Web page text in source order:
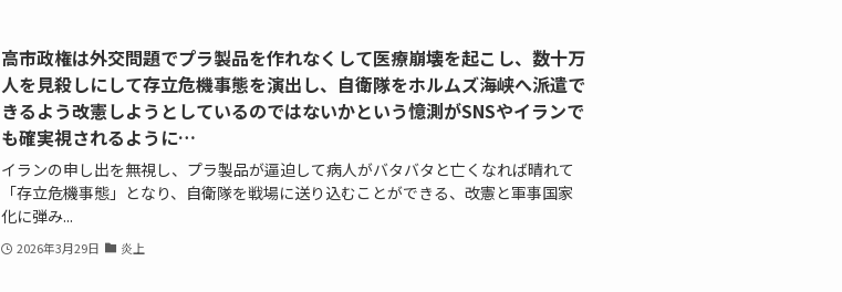
高市政権は外交問題でプラ製品を作れなくして医療崩壊を起こし、数十万
人を見殺しにして存立危機事態を演出し、自衛隊をホルムズ海峡へ派遣で
きるよう改憲しようとしているのではないかという憶測がSNSやイランで
も確実視されるように…
イランの申し出を無視し、プラ製品が逼迫して病人がバタバタと亡くなれば晴れて
「存立危機事態」となり、自衛隊を戦場に送り込むことができる、改憲と軍事国家
化に弾み...
2026年3月29日 炎上